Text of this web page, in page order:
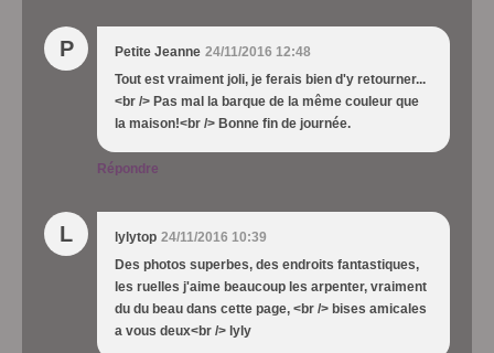
P Petite Jeanne 24/11/2016 12:48
Tout est vraiment joli, je ferais bien d'y retourner...
<br /> Pas mal la barque de la même couleur que
la maison!<br /> Bonne fin de journée.
Répondre
L lylytop 24/11/2016 10:39
Des photos superbes, des endroits fantastiques,
les ruelles j'aime beaucoup les arpenter, vraiment
du du beau dans cette page, <br /> bises amicales
a vous deux<br /> lyly